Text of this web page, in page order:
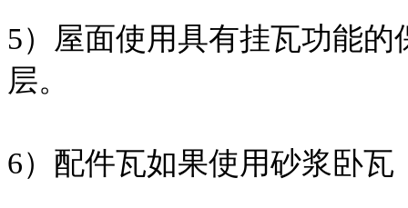
5）屋面使用具有挂瓦功能
层。
6）配件瓦如果使用砂浆卧